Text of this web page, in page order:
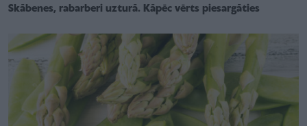
Skābenes, rabarberi uzturā. Kāpēc vērts piesargāties